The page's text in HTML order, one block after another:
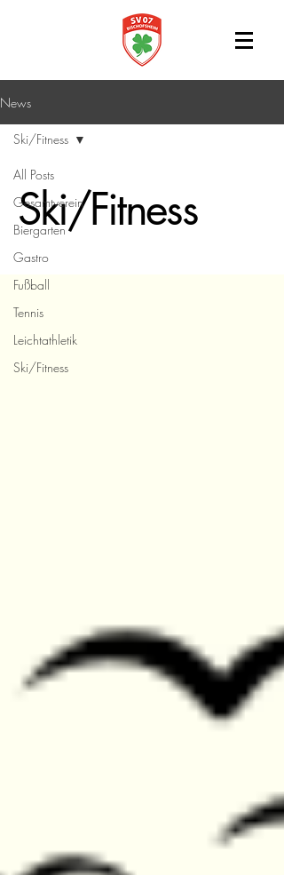
News
All Posts
Gesamtverein
Biergarten
Gastro
Fußball
Tennis
Leichtathletik
Ski/Fitness
Ski/Fitness
Ski/Fitness